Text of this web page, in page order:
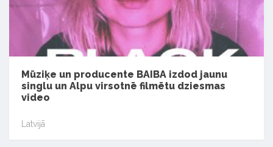
Mūziķe un producente BAIBA izdod jaunu
singlu un Alpu virsotnē filmētu dziesmas
video
Latvijā